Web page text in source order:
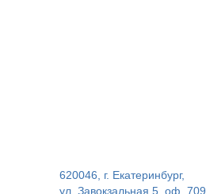
620046, г. Екатеринбург,
ул. Завокзальная 5, оф. 709,